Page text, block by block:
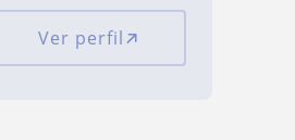
Ver perfil